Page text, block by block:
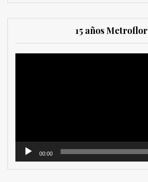
15 años Metroflor
00:00